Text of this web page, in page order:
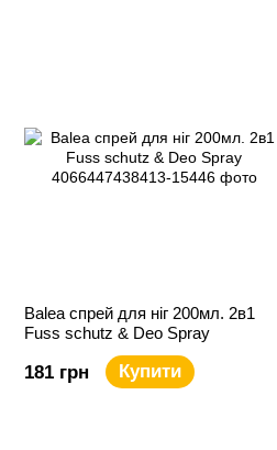
Balea спрей для ніг 200мл. 2в1
Fuss schutz & Deo Spray
181 грн Купити